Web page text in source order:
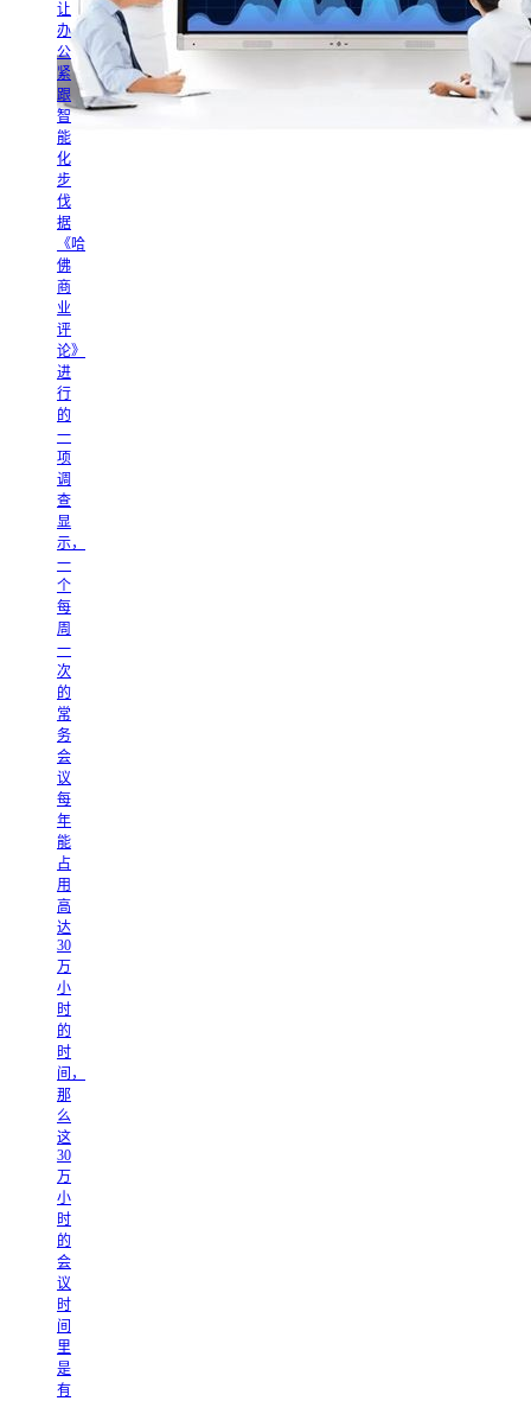
让
办
公
紧
跟
智
能
化
步
伐
据
《哈
佛
商
业
评
论》
进
行
的
一
项
调
查
显
示，
一
个
每
周
一
次
的
常
务
会
议
每
年
能
占
用
高
达
30
万
小
时
的
时
间，
那
么
这
30
万
小
时
的
会
议
时
间
里
是
有